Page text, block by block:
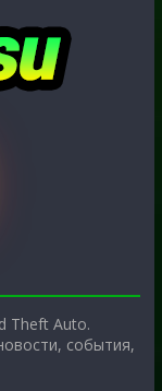
Theft Auto.
события,